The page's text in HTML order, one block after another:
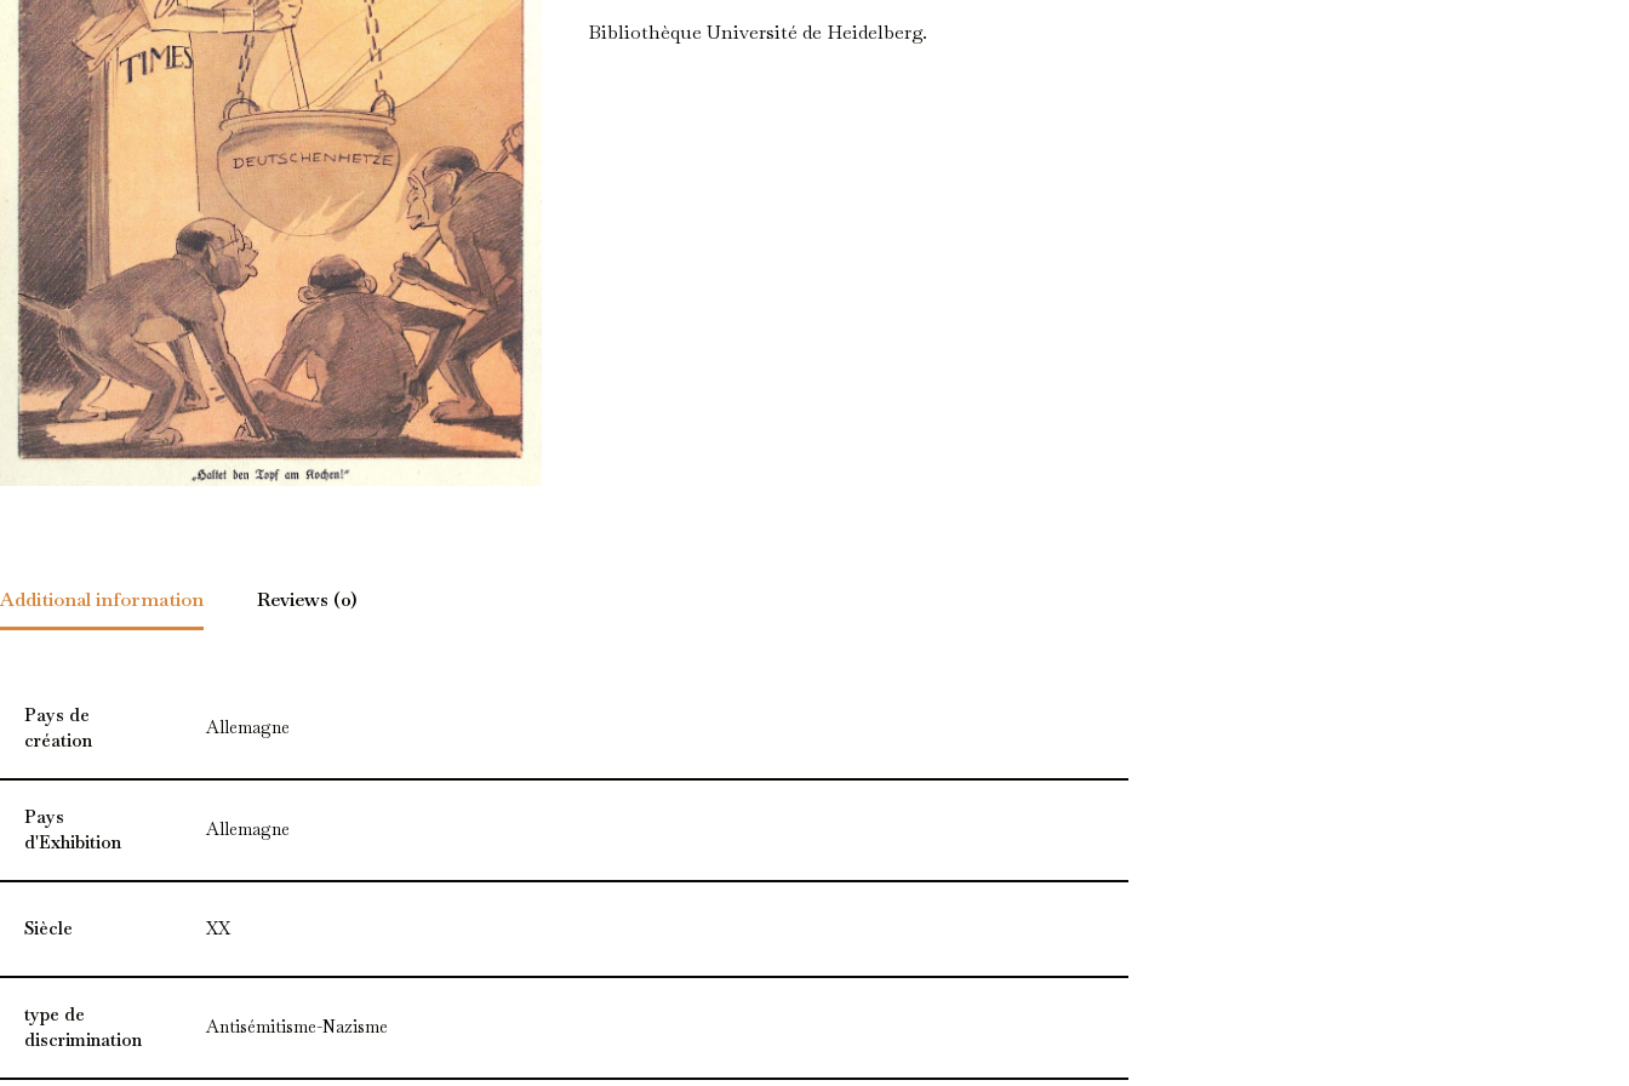
Bibliothèque Université de Heidelberg.
Additional information Reviews (0)
Pays de
création
Allemagne
Pays
d'Exhibition
Allemagne
Siècle XX
type de
discrimination
Antisémitisme-Nazisme